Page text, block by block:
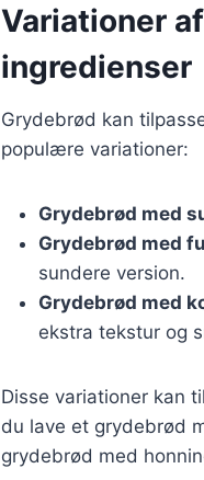
Variationer
ingredienser
Grydebrød kan
populære variationer:
Grydebrød med
Grydebrød med
sundere version.
Grydebrød med
ekstra tekstur og
Disse variationer kan
du lave et grydebrød
grydebrød med